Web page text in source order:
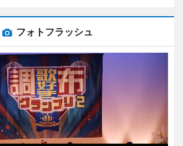
フォトフラッシュ